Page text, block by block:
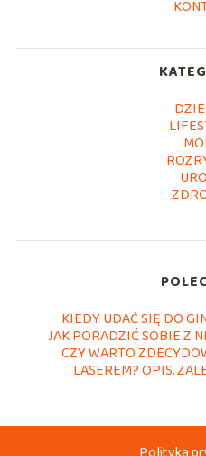
KIEDY UDAĆ SIĘ DO
JAK PORADZIĆ SOBIE Z
CZY WARTO
LASEREM? OPIS,